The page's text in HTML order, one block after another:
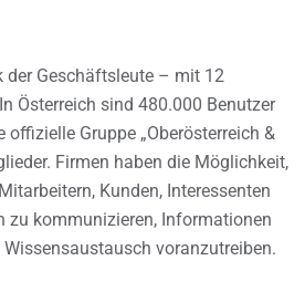
der Geschäftsleute – mit 12
Österreich sind 480.000 Benutzer
offizielle Gruppe „Oberösterreich &
Firmen haben die Möglichkeit,
Kunden, Interessenten
zu kommunizieren, Informationen
voranzutreiben.